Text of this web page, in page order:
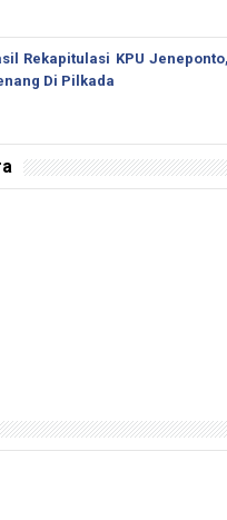
Rekapitulasi KPU
Di Pilkada